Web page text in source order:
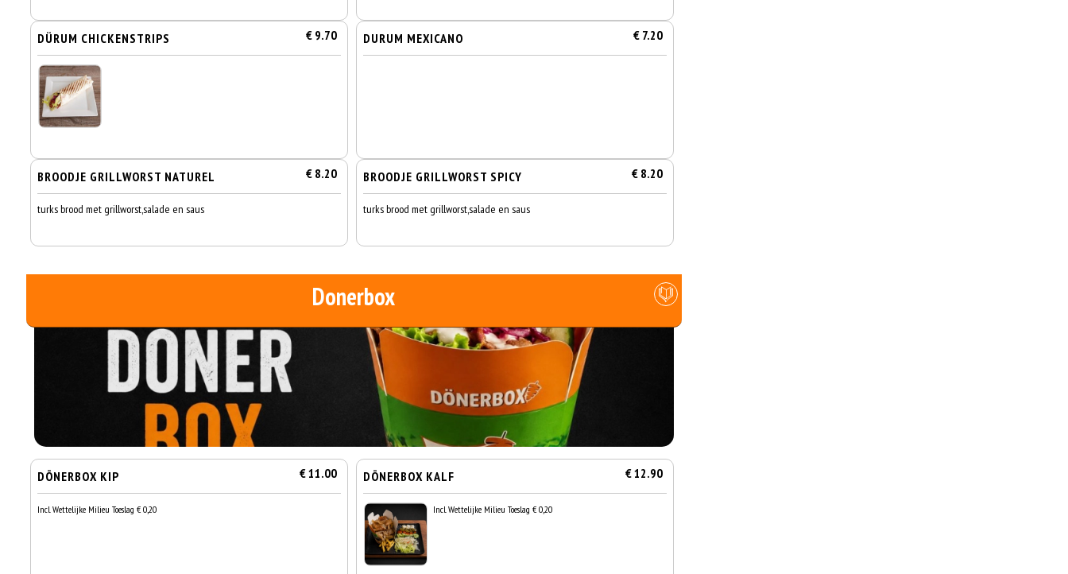
DÜRUM CHICKENSTRIPS € 9.70 DURUM MEXICANO € 7.20
BROODJE GRILLWORST NATUREL € 8.20
turks brood met grillworst,salade en saus
BROODJE GRILLWORST SPICY € 8.20
turks brood met grillworst,salade en saus
Donerbox
DÖNERBOX KIP € 11.00
Incl. Wettelijke Milieu Toeslag € 0,20
DÖNERBOX KALF € 12.90
Incl. Wettelijke Milieu Toeslag € 0,20